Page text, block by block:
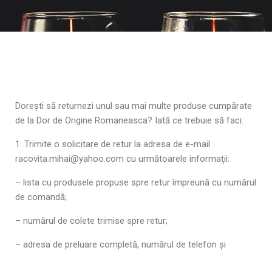
Doreşti să returnezi unul sau mai multe produse cumpărate
de la Dor de Origine Romaneasca? Iată ce trebuie să faci:
1. Trimite o solicitare de retur la adresa de e-mail
racovita.mihai@yahoo.com cu următoarele informaţii:
– lista cu produsele propuse spre retur împreună cu numărul
de comandă;
– numărul de colete trimise spre retur;
– adresa de preluare completă, numărul de telefon şi